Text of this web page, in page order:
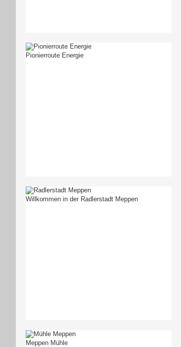
Pionierroute Energie
Willkommen in der Radlerstadt Meppen
Meppen Mühle